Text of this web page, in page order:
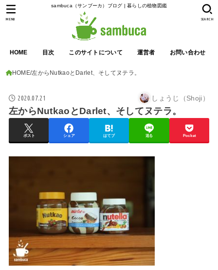
sambuca（サンブーカ）ブログ | 暮らしの植物図鑑
HOME 目次 このサイトについて 運営者 お問い合わせ
SEARCH
MENU
HOME 左からNutkaoとDarlet、そしてヌテラ。
2020.07.21 しょうじ（Shoji）
左からNutkaoとDarlet、そしてヌテラ。
ポスト シェア はてブ 送る Pocket